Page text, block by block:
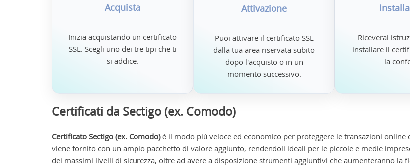
Acquista
Inizia acquistando un certificato
SSL. Scegli uno dei tre tipi che ti
si addice.
Attivazione
Puoi attivare il certificato SSL
dalla tua area riservata subito
dopo l'acquisto o in un
momento successivo.
Riceverai
installare il
la
Certificati da Sectigo (ex. Comodo)
Certificato Sectigo (ex. Comodo)è il modo più veloce ed economico per proteggere le transazioni
viene fornito con un ampio pacchetto di valore aggiunto, rendendoli ideali per le piccole e medie
dei massimi livelli di sicurezza, oltre ad avere a disposizione strumenti aggiuntivi che aumenteranno la